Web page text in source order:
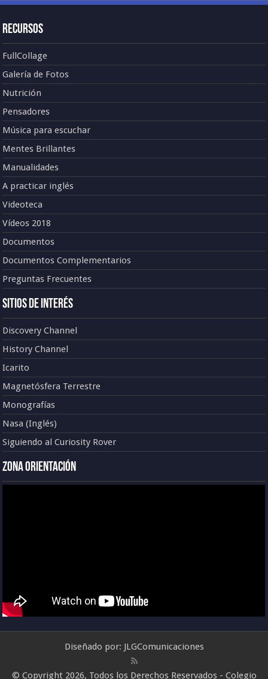
Recursos
FullCollage
Galería de Fotos
Nutrición
Pensadores
Música para escuchar
Mentes Brillantes
Manualidades
A practicar inglés
Videoteca
Vídeos 2018
Documentos
Documentos Complementarios
Preguntas Frecuentes
Sitios de Interés
Discovery Channel
History Channel
Icarito
Magnetósfera Terrestre
Monografías
Nasa (Inglés)
Siguiendo al Curiosity Rover
Zona Orientación
Diseñado por: JLGComunicaciones
© Copyright 2026, Todos los Derechos Reservados - Colegio